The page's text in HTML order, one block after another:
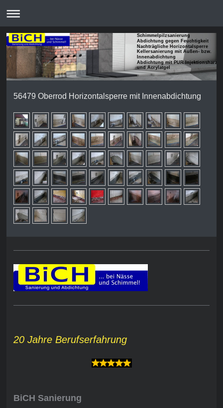
Schimmelpilzsanierung
Abdichtung gegen Feuchtigkeit
Nachträgliche Horizontalsperre
Kellersanierung mit Außen- bzw.
Innenabdichtung
Abdichtung mit PUR Injektionsharze
und Acrylatgel
56479 Oberrod Horizontalsperre mit Innenabdichtung
20 Jahre Berufserfahrung
BiCH Sanierung